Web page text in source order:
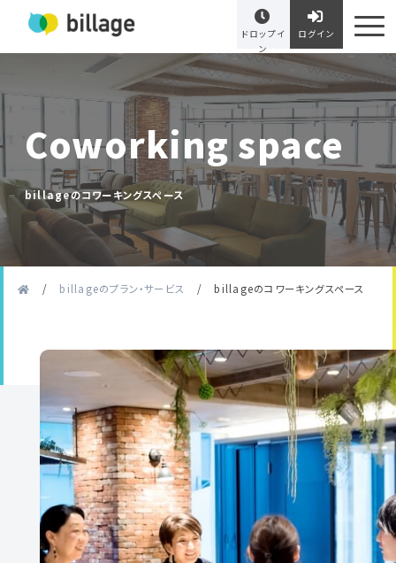
ドロップイ
ン
ログイン
Coworking space
billageのコワーキングスペース
/ billageのプラン・サービス / billageのコワーキングスペース